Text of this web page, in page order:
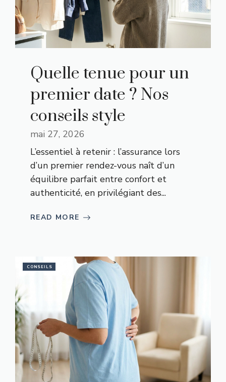
Quelle tenue pour un
premier date ? Nos
conseils style
mai 27, 2026
L’essentiel à retenir : l’assurance lors
d’un premier rendez-vous naît d’un
équilibre parfait entre confort et
authenticité, en privilégiant des...
READ MORE
CONSEILS